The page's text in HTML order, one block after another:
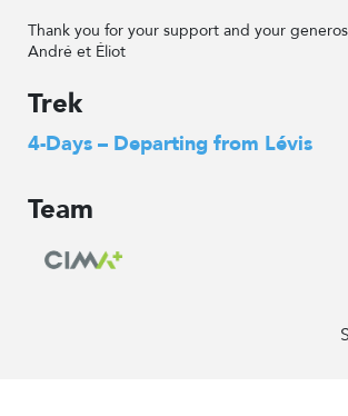
Thank you for your support and your
André et Éliot
Trek
4-Days – Departing from Lévis
Team